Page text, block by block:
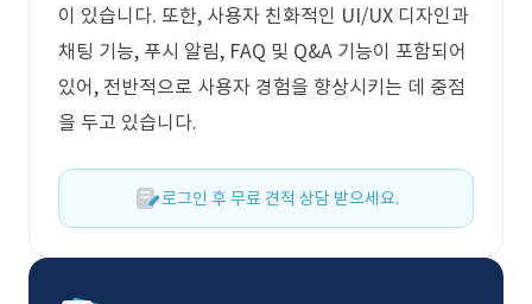
이 있습니다. 또한, 사용자 친화적인 UI/UX 디자인과
채팅 기능, 푸시 알림, FAQ 및 Q&A 기능이 포함되어
있어, 전반적으로 사용자 경험을 향상시키는 데 중점
을 두고 있습니다.
로그인 후 무료 견적 상담 받으세요.